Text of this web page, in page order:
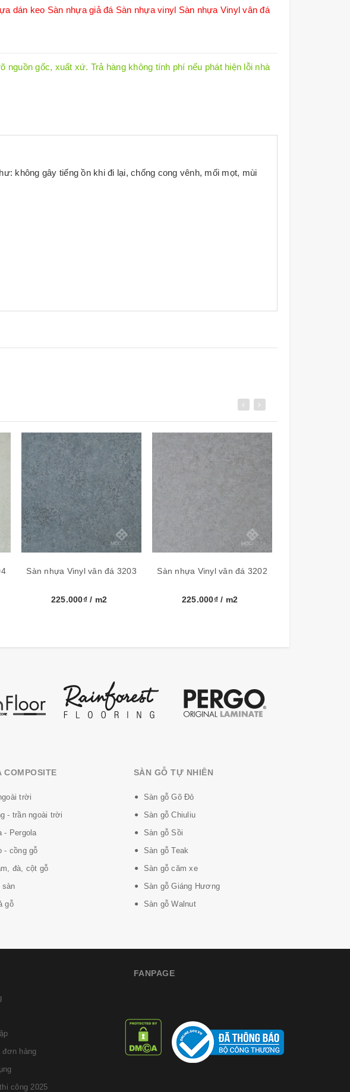
dán keo Sàn nhựa giả đá Sàn nhựa vinyl Sàn nhựa Vinyl vân đá
nguồn gốc, xuất xứ. Trả hàng không tính phí nếu phát hiện lỗi nhà
không gây tiếng ồn khi đi lại, chống cong vênh, mối mọt, mùi
Sàn nhựa Vinyl vân đá 3203
225.000₫/ m2
Sàn nhựa Vinyl vân đá 3202
225.000₫/ m2
COMPOSITE
trời
- trần ngoài trời
- Pergola
- cồng gỗ
đà, cột gỗ
sàn
gỗ
SÀN GỖ TỰ NHIÊN
Sàn gỗ Gõ Đỏ
Sàn gỗ Chiuliu
Sàn gỗ Sồi
Sàn gỗ Teak
Sàn gỗ căm xe
Sàn gỗ Giáng Hương
Sàn gỗ Walnut
đơn hàng
công 2025
FANPAGE